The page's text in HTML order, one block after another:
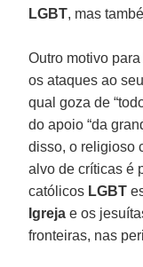
LGBT, mas
Outro motivo para
os ataques ao
qual goza de
do apoio “da
disso, o religioso
alvo de críticas é
católicos LGBT
Igreja e os
fronteiras, nas